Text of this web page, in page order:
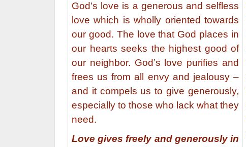
God’s love is a generous and selfless
love which is wholly oriented towards
our good. The love that God places in
our hearts seeks the highest good of
our neighbor. God’s love purifies and
frees us from all envy and jealousy –
and it compels us to give generously,
especially to those who lack what they
need.
Love gives freely and generously in